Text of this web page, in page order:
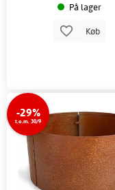
På lager
Køb
-29%
t.o.m. 30/9